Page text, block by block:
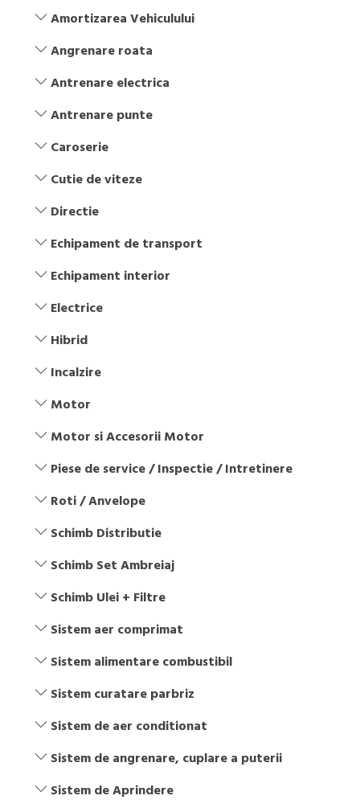
Amortizarea Vehiculului
Angrenare roata
Antrenare electrica
Antrenare punte
Caroserie
Cutie de viteze
Directie
Echipament de transport
Echipament interior
Electrice
Hibrid
Incalzire
Motor
Motor si Accesorii Motor
Piese de service / Inspectie / Intretinere
Roti / Anvelope
Schimb Distributie
Schimb Set Ambreiaj
Schimb Ulei + Filtre
Sistem aer comprimat
Sistem alimentare combustibil
Sistem curatare parbriz
Sistem de aer conditionat
Sistem de angrenare, cuplare a puterii
Sistem de Aprindere